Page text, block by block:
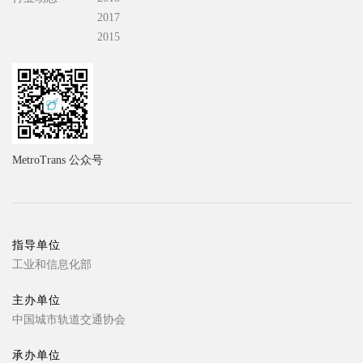
2017
2015
MetroTrans 公众号
指导单位
工业和信息化部
主办单位
中国城市轨道交通协会
承办单位